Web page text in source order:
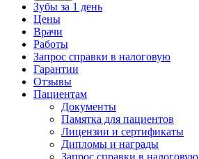
Зубы за 1 день
Цены
Врачи
Работы
Запрос справки в налоговую
Гарантии
Отзывы
Пациентам
Документы
Памятка для пациентов
Лицензии и сертификаты
Дипломы и награды
Запрос справки в налоговую